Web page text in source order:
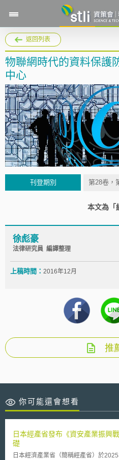
返回列表
物聯網時代的資料保護
中心
刊登期別 第28卷，
本文為「
徐彪豪
法律研究員 編譯整理
上稿時間： 2016年12月
推
你可能還會想看
日本經產省發布《資安產業振興
礎
日本經濟產業省（簡稱經產省）於